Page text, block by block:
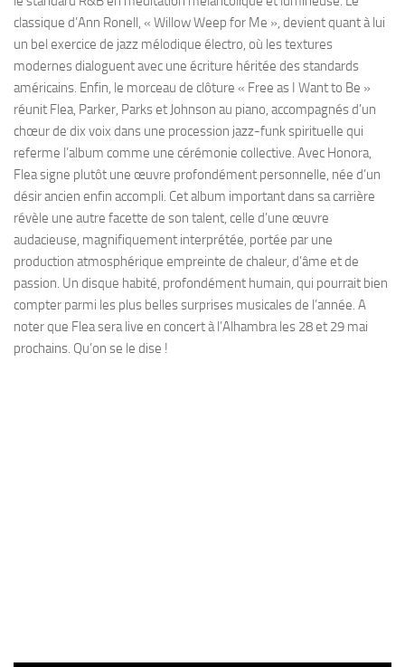
classique d’Ann Ronell, « Willow Weep for Me », devient quant à lui
un bel exercice de jazz mélodique électro, où les textures
modernes dialoguent avec une écriture héritée des standards
américains. Enfin, le morceau de clôture « Free as I Want to Be »
réunit Flea, Parker, Parks et Johnson au piano, accompagnés d’un
chœur de dix voix dans une procession jazz-funk spirituelle qui
referme l’album comme une cérémonie collective. Avec Honora,
Flea signe plutôt une œuvre profondément personnelle, née d’un
désir ancien enfin accompli. Cet album important dans sa carrière
révèle une autre facette de son talent, celle d’une œuvre
audacieuse, magnifiquement interprétée, portée par une
production atmosphérique empreinte de chaleur, d’âme et de
passion. Un disque habité, profondément humain, qui pourrait bien
compter parmi les plus belles surprises musicales de l’année. A
noter que Flea sera live en concert à l’Alhambra les 28 et 29 mai
prochains. Qu’on se le dise !